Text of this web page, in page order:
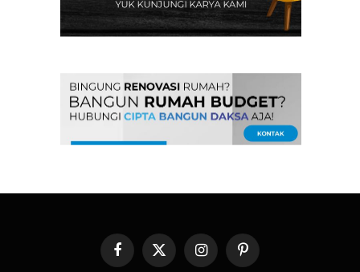
FacebookX
InstagramPinterest